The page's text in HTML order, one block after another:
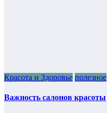
Красота и Здоровье полезное
Важность салонов красоты